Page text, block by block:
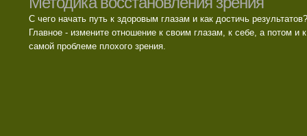
С чего начать путь к здоровым глазам и как достичь результатов?
Главное - измените отношение к своим глазам, к себе, а потом и к
самой проблеме плохого зрения.